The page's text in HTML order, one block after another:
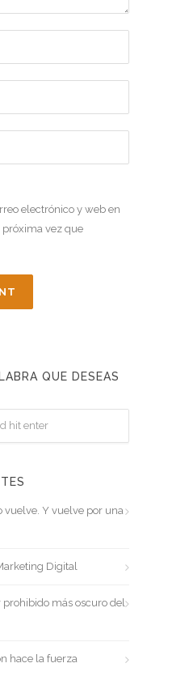
electrónico y web en
próxima vez que
QUE DESEAS
vuelve. Y vuelve por una
Digital
prohibido más oscuro del
hace la fuerza